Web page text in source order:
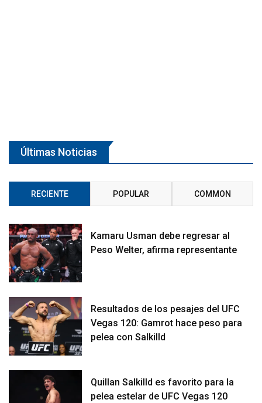
Últimas Noticias
RECIENTE POPULAR COMMON
Kamaru Usman debe regresar al
Peso Welter, afirma representante
Resultados de los pesajes del UFC
Vegas 120: Gamrot hace peso para
pelea con Salkilld
Quillan Salkilld es favorito para la
pelea estelar de UFC Vegas 120